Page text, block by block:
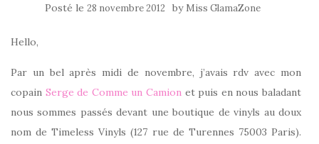
Posté le 28 novembre 2012 by Miss GlamaZone
Hello,
Par un bel après midi de novembre, j’avais rdv avec mon
copain Serge de Comme un Camion et puis en nous baladant
nous sommes passés devant une boutique de vinyls au doux
nom de Timeless Vinyls (127 rue de Turennes 75003 Paris).